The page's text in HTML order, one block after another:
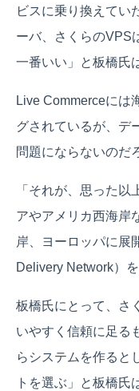
ビスに乗り換えてい
ーバ、さくらのVPS
一番いい」と板橋氏
Live Commerceには
グされているが、デ
問題にならないのだ
「それが、思った
アやアメリカ西海岸
岸、ヨーロッパに展
Delivery Network）
板橋氏にとって、さ
いやすく信頼に足る
らシステムを作ると
トを選ぶ」と板橋氏